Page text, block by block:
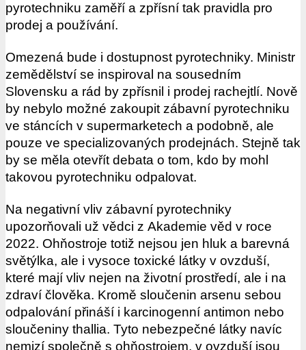
pyrotechniku zaměří a zpřísní tak pravidla pro
prodej a používání.
Omezená bude i dostupnost pyrotechniky. Ministr
zemědělství se inspiroval na sousedním
Slovensku a rád by zpřísnil i prodej rachejtlí. Nově
by nebylo možné zakoupit zábavní pyrotechniku
ve stáncích v supermarketech a podobně, ale
pouze ve specializovaných prodejnách. Stejně tak
by se měla otevřít debata o tom, kdo by mohl
takovou pyrotechniku odpalovat.
Na negativní vliv zábavní pyrotechniky
upozorňovali už vědci z Akademie věd v roce
2022. Ohňostroje totiž nejsou jen hluk a barevná
světýlka, ale i vysoce toxické látky v ovzduší,
které mají vliv nejen na životní prostředí, ale i na
zdraví člověka. Kromě sloučenin arsenu sebou
odpalování přináší i karcinogenní antimon nebo
sloučeniny thallia. Tyto nebezpečné látky navíc
nemizí společně s ohňostrojem, v ovzduší jsou